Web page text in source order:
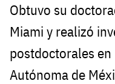
Obtuvo su
Miami y realizó
postdoctorales
Autónoma de